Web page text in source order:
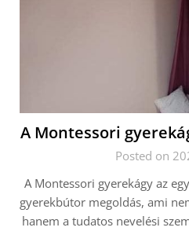
A Montessori
Posted on
A Montessori gyerekágy az
gyerekbútor megoldás, ami
hanem a tudatos nevelési